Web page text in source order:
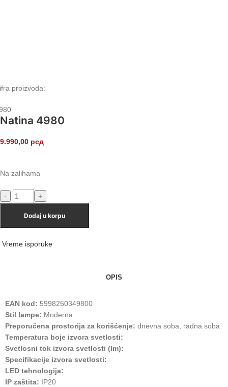
proizvoda:
Natina 4980
9.990,00 рсд
Na zalihama
Dodaj u korpu
Vreme isporuke
OPIS
EAN kod: 5998250349800
Stil lampe: Moderna
Preporučena prostorija za korišćenje: dnevna soba, radna soba
Temperatura boje izvora svetlosti:
Svetlosni tok izvora svetlosti (lm):
Specifikacije izvora svetlosti:
LED tehnologija:
IP zaštita: IP20